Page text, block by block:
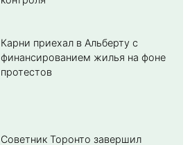
Карни приехал в Альберту с
финансированием жилья на фоне
протестов
Советник Торонто завершил